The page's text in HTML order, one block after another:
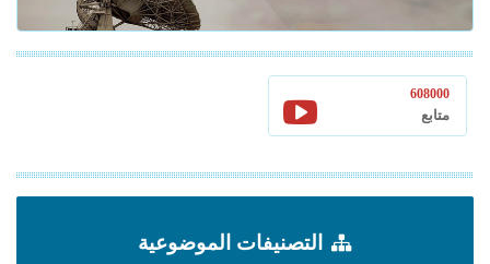
608000
متابع
التصنيفات الموضوعية